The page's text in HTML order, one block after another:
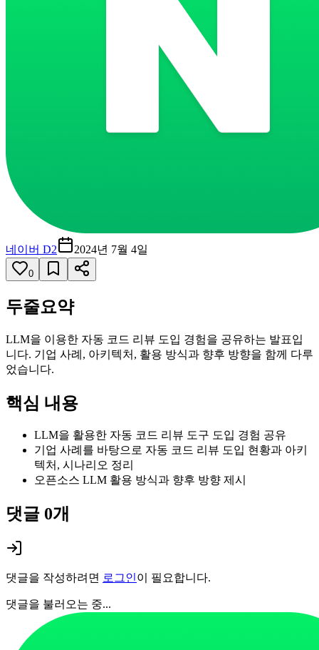
네이버 D2 2024년 7월 4일
0
두줄요약
LLM을 이용한 자동 코드 리뷰 도입 경험을 공유하는 발표입
니다. 기업 사례, 아키텍처, 활용 방식과 향후 방향을 함께 다루
었습니다.
핵심 내용
LLM을 활용한 자동 코드 리뷰 도구 도입 경험 공유
기업 사례를 바탕으로 자동 코드 리뷰 도입 현황과 아키
텍처, 시나리오 정리
오픈소스 LLM 활용 방식과 향후 방향 제시
댓글 0개
댓글을 작성하려면 로그인이 필요합니다.
댓글을 불러오는 중...